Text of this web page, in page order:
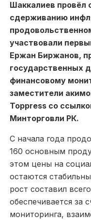
Шаккалиев провёл
сдерживанию
участвовали
Ержан Биржанов,
государственных
финансовому
заместители
Toppress со
Минторговли РК.
С начала года
160 основным
этом цены на
остаются
рост составил
обеспечивается за
мониторинга,